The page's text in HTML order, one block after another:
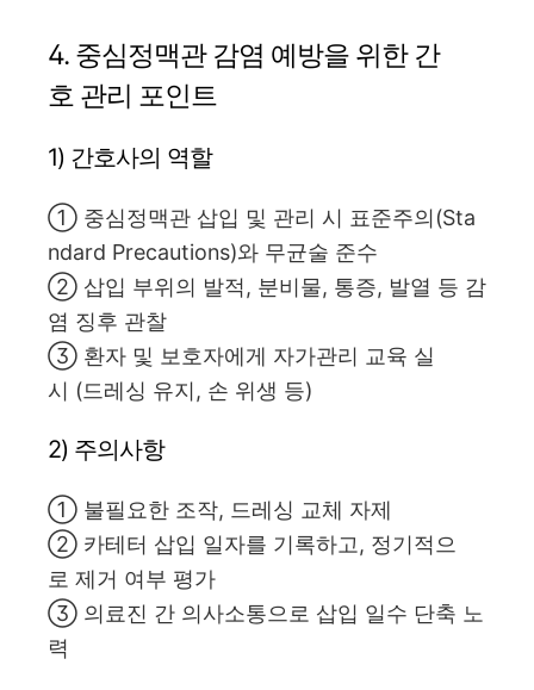
4. 중심정맥관 감염 예방을 위한 간
호 관리 포인트
1) 간호사의 역할
① 중심정맥관 삽입 및 관리 시 표준주의(Sta
ndard Precautions)와 무균술 준수
② 삽입 부위의 발적, 분비물, 통증, 발열 등 감
염 징후 관찰
③ 환자 및 보호자에게 자가관리 교육 실
시 (드레싱 유지, 손 위생 등)
2) 주의사항
① 불필요한 조작, 드레싱 교체 자제
② 카테터 삽입 일자를 기록하고, 정기적으
로 제거 여부 평가
③ 의료진 간 의사소통으로 삽입 일수 단축 노
력